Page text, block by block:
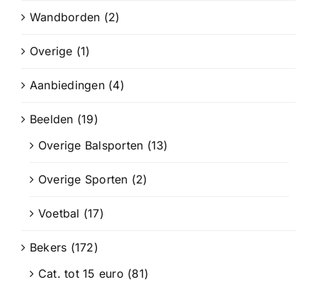
Wandborden (2)
Overige (1)
Aanbiedingen (4)
Beelden (19)
Overige Balsporten (13)
Overige Sporten (2)
Voetbal (17)
Bekers (172)
Cat. tot 15 euro (81)